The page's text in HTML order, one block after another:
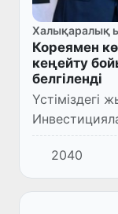
Халықаралық
Кореямен
кеңейту
белгіленді
Үстіміздегі
Инвестициялар, өнеркәсіп
министрі
2040